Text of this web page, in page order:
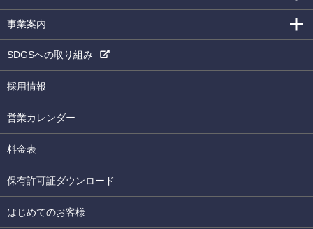
事業案内
SDGSへの取り組み
採用情報
営業カレンダー
料金表
保有許可証ダウンロード
はじめてのお客様